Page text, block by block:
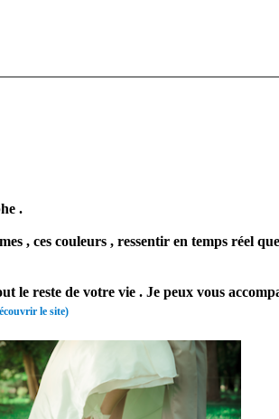
.
, ces couleurs , ressentir en temps réel
le reste de votre vie . Je peux vous
le site)